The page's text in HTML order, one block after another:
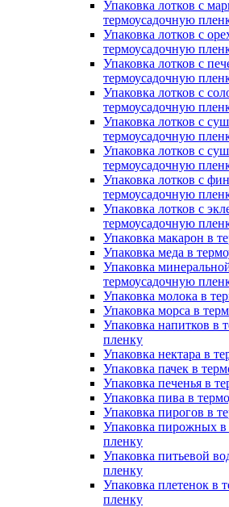
Упаковка лотков с
термоусадочную
Упаковка лотков с
термоусадочную
Упаковка лотков с
термоусадочную
Упаковка лотков с
термоусадочную
Упаковка лотков с
термоусадочную
Упаковка лотков с
термоусадочную
Упаковка лотков с
термоусадочную
Упаковка лотков с
термоусадочную
Упаковка макарон в
Упаковка меда в
Упаковка
термоусадочную
Упаковка молока в
Упаковка морса в
Упаковка напитков в
пленку
Упаковка нектара в
Упаковка пачек в
Упаковка печенья в
Упаковка пива в
Упаковка пирогов в
Упаковка пирожных в
пленку
Упаковка питьевой
пленку
Упаковка плетенок в
пленку